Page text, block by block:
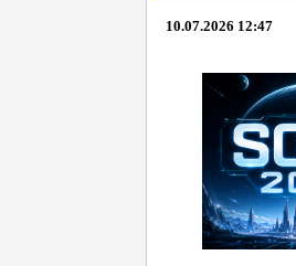
10.07.2026 12:47